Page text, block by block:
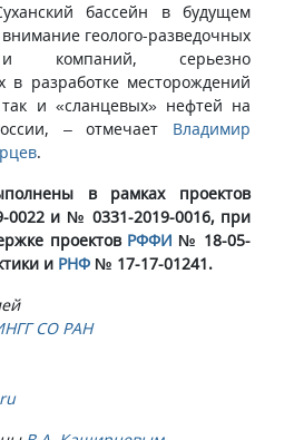
бассейн в будущем
геолого-разведочных
и компаний, серьезно
в разработке месторождений
и «сланцевых» нефтей на
– отмечает Владимир
.
в рамках проектов
и № 0331-2019-0016, при
проектов РФФИ № 18-05-
и РНФ № 17-17-01241.
СО РАН